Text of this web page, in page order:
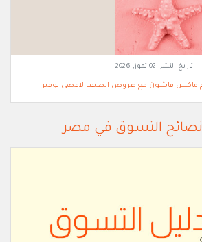
تاريخ النشر: 02 تموز, 2026
ماكس فاشون مع عروض الصيف لاقصى توفير
ونصائح التسوق في مصر